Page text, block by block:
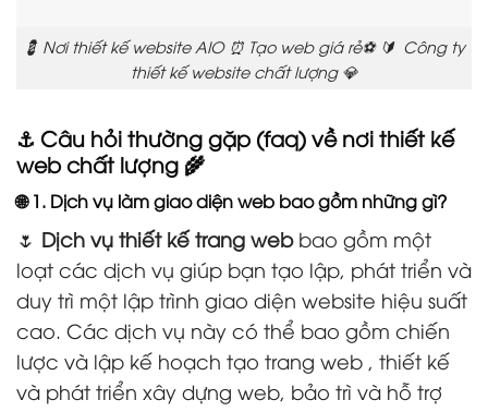
💈 Nơi thiết kế website AIO ⏰ Tạo web giá rẻ⚽ 🔰 Công ty
thiết kế website chất lượng 💎
⚓ Câu hỏi thường gặp (faq) về nơi thiết kế
web chất lượng 🌾
🌐 1. Dịch vụ làm giao diện web bao gồm những gì?
🌷 Dịch vụ thiết kế trang webbao gồm một
loạt các dịch vụ giúp bạn tạo lập, phát triển và
duy trì một lập trình giao diện website hiệu suất
cao. Các dịch vụ này có thể bao gồm chiến
lược và lập kế hoạch tạo trang web , thiết kế
và phát triển xây dựng web, bảo trì và hỗ trợ